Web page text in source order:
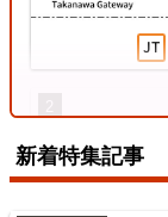
新着特集記事